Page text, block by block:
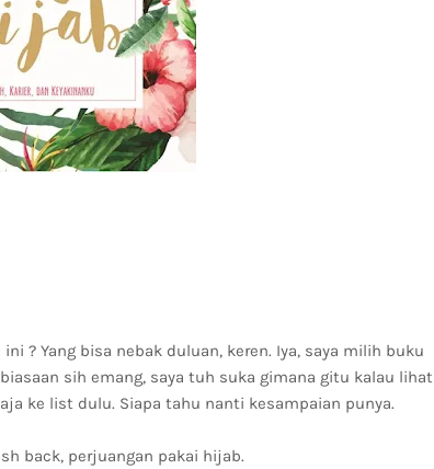
? Yang bisa nebak duluan, keren. Iya, saya milih buku
sih emang, saya tuh suka gimana gitu kalau lihat
ke list dulu. Siapa tahu nanti kesampaian punya.
back, perjuangan pakai hijab.